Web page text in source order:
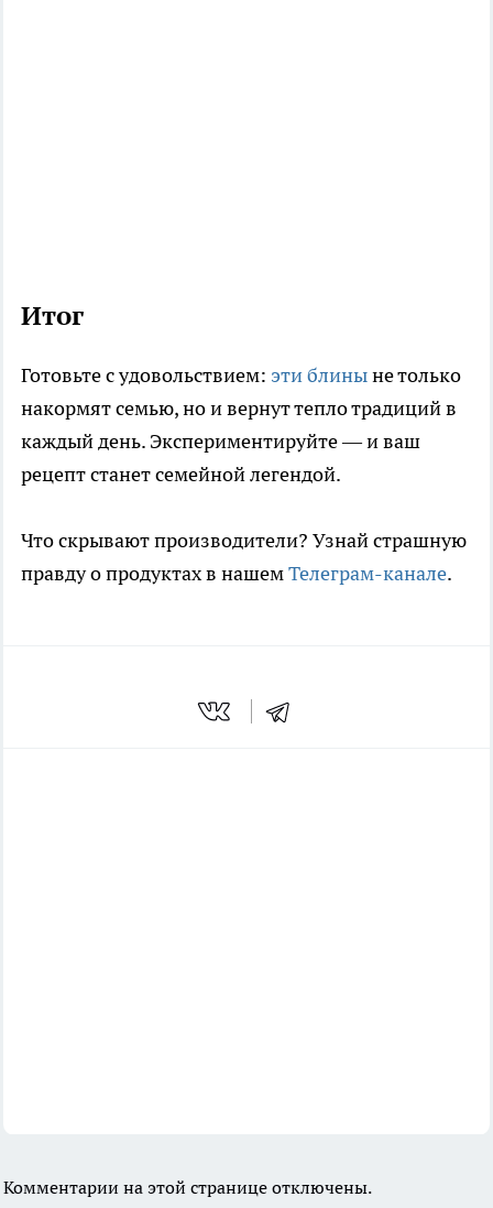
Итог
Готовьте с удовольствием: эти блиныне только
накормят семью, но и вернут тепло традиций в
каждый день. Экспериментируйте — и ваш
рецепт станет семейной легендой.
Что скрывают производители? Узнай страшную
правду о продуктах в нашемТелеграм-канале.
Комментарии на этой странице отключены.